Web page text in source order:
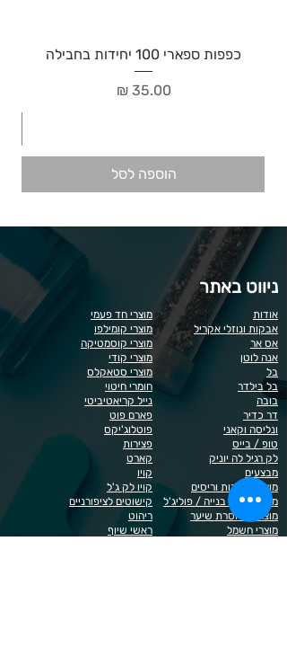
כפפות ספארי 100 יחידות בחבילה
מחיר‏35.00 ‏₪
הוספה לסל
ניווט באתר
מוצרי חד פעמי
מוצרי קומילפו
מוצרי קוסמטיקה
מוצרי קודי
מוצרי סטאקלס
חומרי חיטוי
נייל קריאטיביטי
פארם פוט
פוטלוג'יקס
פצירות
קארט
קויו
קויו לק ג'ל
קישוטים לציפורניים
ריהוט
ראשי שיוף
אודות
אבקות ונוזלי אקריל
אס אר
אנה לוטן
בל
בל בילדר
בובה
דר כדיר
ונליסה וקאני
טופ / בייס
לק רגיל לה יוניק
מבצעים
מוצרים לגבות וריסים
מוצרים לג'ל בנייה / פוליג'ל
מוצרים להסרת שיער
מוצרי חשמל